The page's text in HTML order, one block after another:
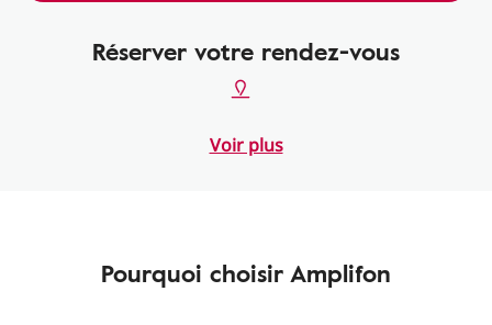
Réserver votre rendez-vous
Voir plus
Pourquoi choisir Amplifon